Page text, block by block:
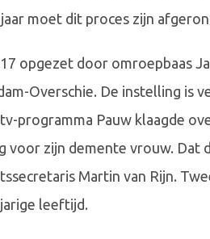
moet dit proces zijn
opgezet door omroepbaas
Overschie. De instelling is
programma Pauw klaagde
voor zijn demente vrouw. Dat
Martin van Rijn.
leeftijd.